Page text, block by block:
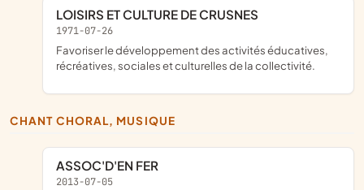
LOISIRS ET CULTURE DE CRUSNES
1971-07-26
favoriser le développement des activités éducatives,
récréatives, sociales et culturelles de la collectivité.
CHANT CHORAL, MUSIQUE
ASSOC'D'EN FER
2013-07-05